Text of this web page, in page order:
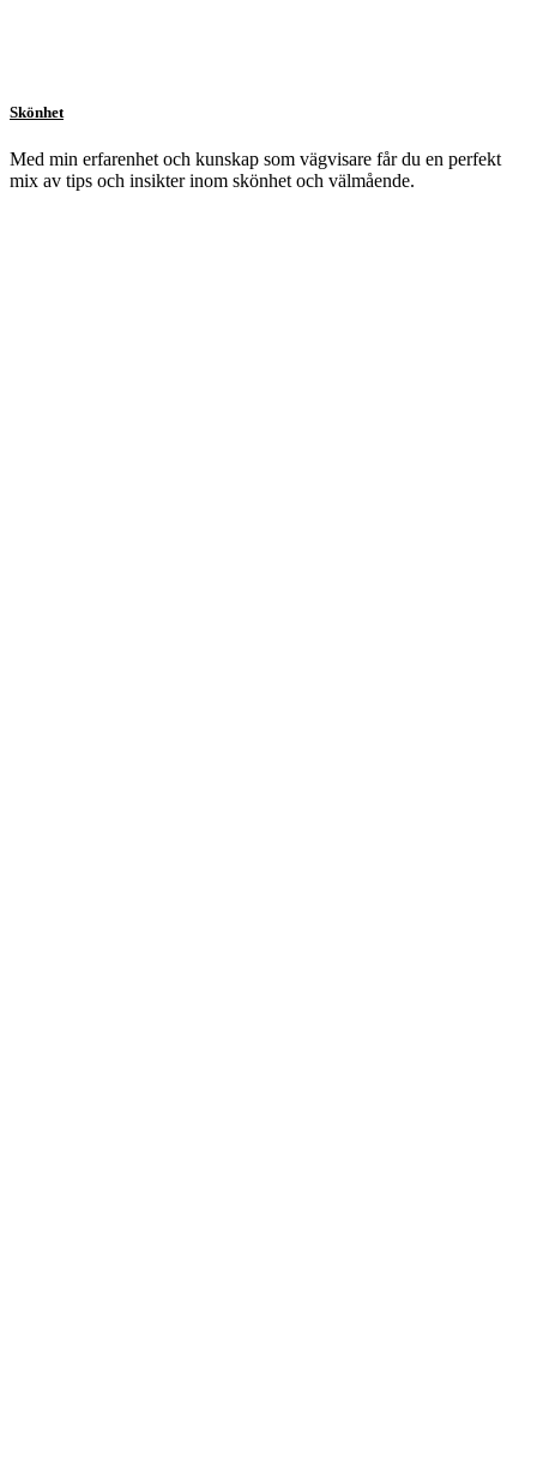
Skönhet
Med min erfarenhet och kunskap som vägvisare får du en perfekt
mix av tips och insikter inom skönhet och välmående.